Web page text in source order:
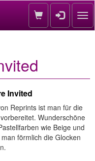
Invited
Reprints ist man für die
Wunderschöne
wie Beige und
förmlich die Glocken